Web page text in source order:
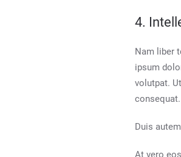
4.
Nam liber
ipsum
volutpat.
consequat.
Duis
At vero